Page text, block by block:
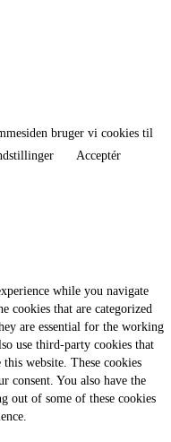
bruger vi cookies til
Acceptér
while you navigate
cookies that are categorized
are essential for the working
use third-party cookies that
website. These cookies
consent. You also have the
out of some of these cookies